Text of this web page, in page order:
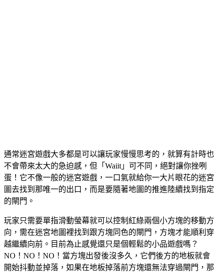
通常迷宮遊戲大多都是可以讓玩家慢慢思考的，就算有計時也
不會帶來太大的急迫感，但「Waiit」可不同，絕對讓你挫咧
蛋！它不像一般的迷宮遊戲，一口氣就給你一大片眼花的迷宮
圖去找到那唯一的出口，而是要隨著地圖的推進陸續找到指定
的閘門。
玩家只需要單指滑動螢幕就可以控制紅綠兩個小方塊的移動方
向，需在迷宮地圖裡找到跟方塊同色的閘門，方塊才能順利穿
越繼續向前。目前為止感覺還只是個輕鬆的小品遊戲嗎？
NO！NO！NO！當方塊出發後沒多久，它們後方的地板就會
開始抖動並掉落，如果在地板掉落前方塊還無法穿過閘門，那